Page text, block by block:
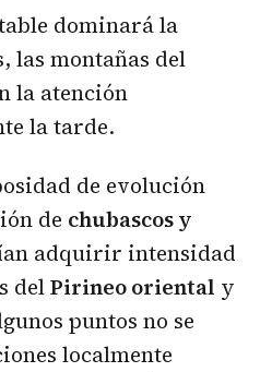
dominará la
las montañas del
la atención
la tarde.
de evolución
de chubascos y
adquirir intensidad
delPirineo oriental y
puntos no se
localmente